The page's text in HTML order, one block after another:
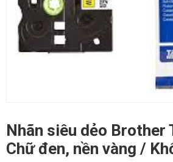
Nhãn siêu dẻo Brother
Chữ đen, nền vàng /